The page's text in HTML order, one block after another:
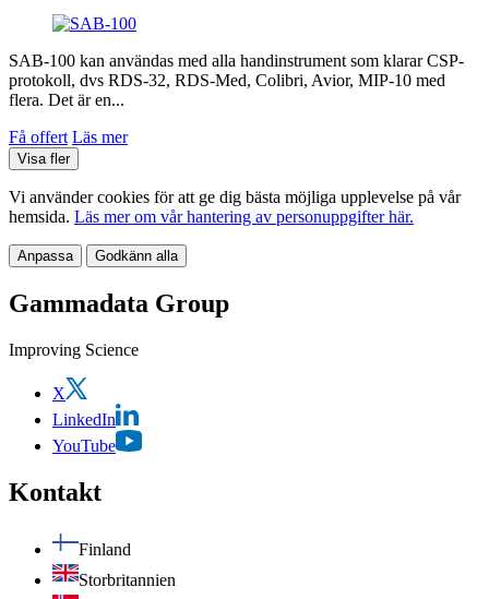
SAB-100 kan användas med alla handinstrument som klarar CSP-
protokoll, dvs RDS-32, RDS-Med, Colibri, Avior, MIP-10 med
flera. Det är en...
Få offert Läs mer
Visa fler
Vi använder cookies för att ge dig bästa möjliga upplevelse på vår
hemsida. Läs mer om vår hantering av personuppgifter här.
Anpassa Godkänn alla
Gammadata Group
Improving Science
X
LinkedIn
YouTube
Kontakt
Finland
Storbritannien